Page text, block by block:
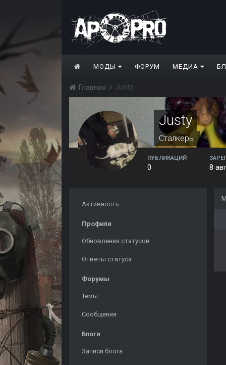
МОДЫ ФОРУМ МЕДИА
Главная Justy
Justy
Сталкеры
ПУБЛИКАЦИЙ
0 8
Активность
Профили
Обновления статусов
Ответы статуса
Форумы
Темы
Сообщения
Блоги
Записи блога